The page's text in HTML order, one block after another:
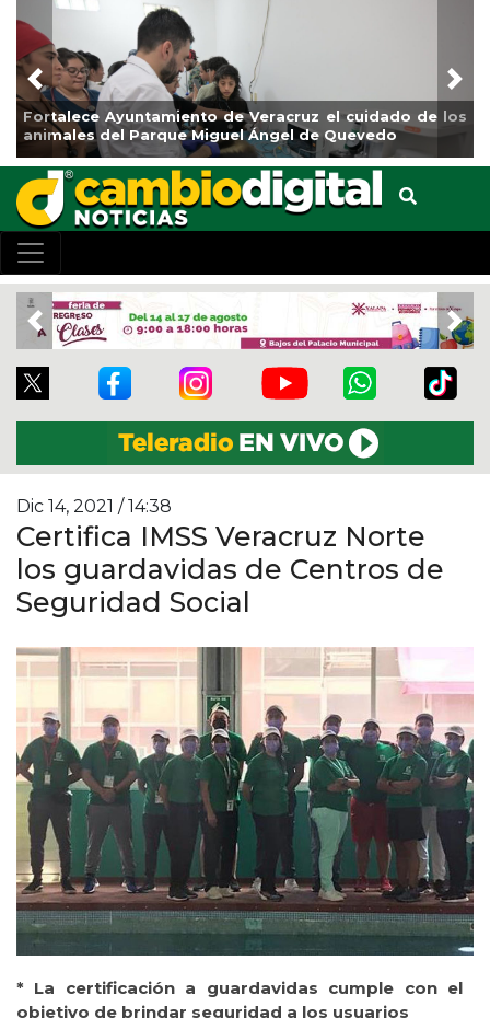
Ayuntamiento de Veracruz el cuidado de los
del Parque Miguel Ángel de Quevedo
La
de
Previous
Previous
Dic 14, 2021 / 14:38
Certifica IMSS Veracruz Norte
los guardavidas de Centros de
Seguridad Social
* La certificación a guardavidas cumple con el
objetivo de brindar seguridad a los usuarios